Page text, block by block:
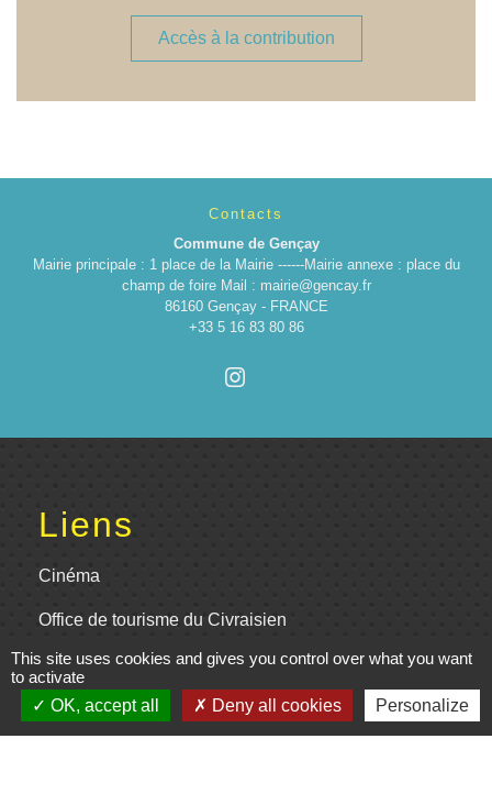
Accès à la contribution
Contacts
Commune de Gençay
Mairie principale : 1 place de la Mairie ------Mairie annexe : place du
champ de foire Mail : mairie@gencay.fr
86160 Gençay - FRANCE
+33 5 16 83 80 86
Liens
Cinéma
Office de tourisme du Civraisien
Actualités communauté de
communes
This site uses cookies and gives you control over what you want
to activate
OK, accept all
Deny all cookies Personalize